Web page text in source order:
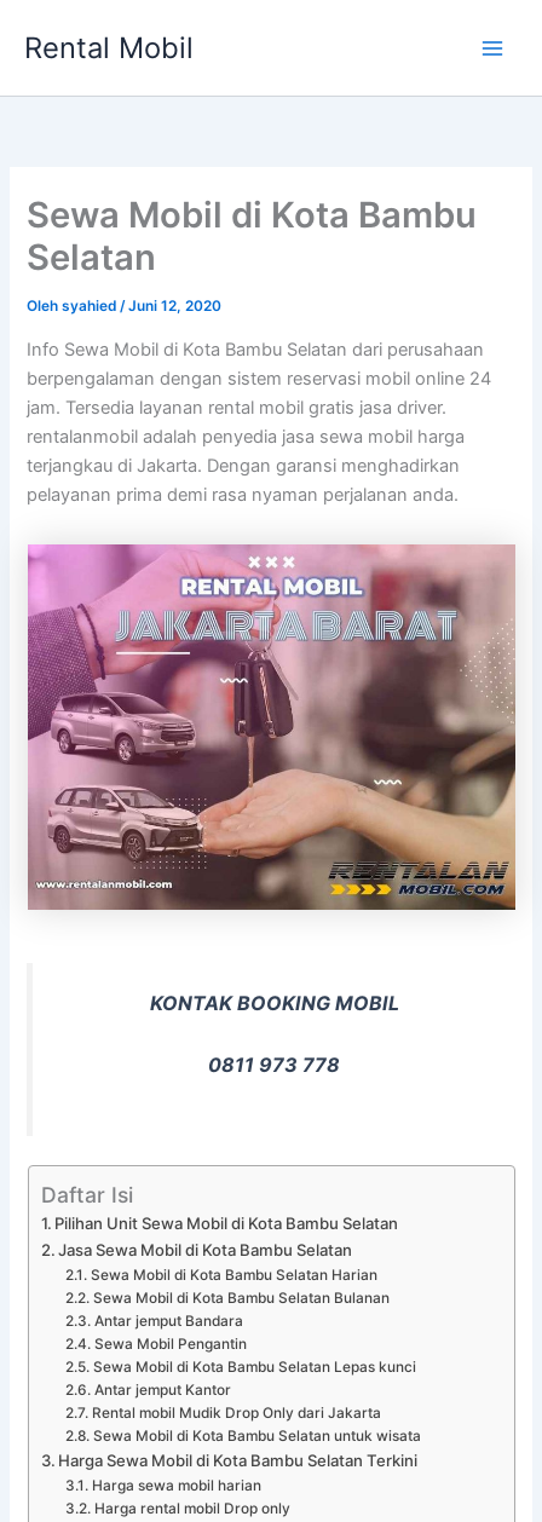
Rental Mobil
Sewa Mobil di Kota Bambu
Selatan
Olehsyahied/Juni 12, 2020
Info Sewa Mobil di Kota Bambu Selatan dari perusahaan
berpengalaman dengan sistem reservasi mobil online 24
jam. Tersedia layanan rental mobil gratis jasa driver.
rentalanmobil adalah penyedia jasa sewa mobil harga
terjangkau di Jakarta. Dengan garansi menghadirkan
pelayanan prima demi rasa nyaman perjalanan anda.
KONTAK BOOKING MOBIL
0811 973 778
Daftar Isi
Pilihan Unit Sewa Mobil di Kota Bambu Selatan
Jasa Sewa Mobil di Kota Bambu Selatan
Sewa Mobil di Kota Bambu Selatan Harian
Sewa Mobil di Kota Bambu Selatan Bulanan
Antar jemput Bandara
Sewa Mobil Pengantin
Sewa Mobil di Kota Bambu Selatan Lepas kunci
Antar jemput Kantor
Rental mobil Mudik Drop Only dari Jakarta
Sewa Mobil di Kota Bambu Selatan untuk wisata
Harga Sewa Mobil di Kota Bambu Selatan Terkini
Harga sewa mobil harian
Harga rental mobil Drop only